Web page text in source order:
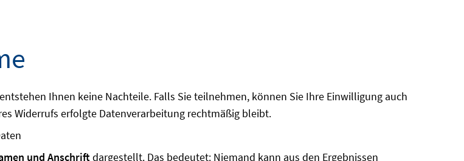
Ihnen keine Nachteile. Falls Sie teilnehmen, können Sie Ihre Einwilligung auch
Widerrufs erfolgte Datenverarbeitung rechtmäßig bleibt.
und Anschriftdargestellt. Das bedeutet: Niemand kann aus den Ergebnissen